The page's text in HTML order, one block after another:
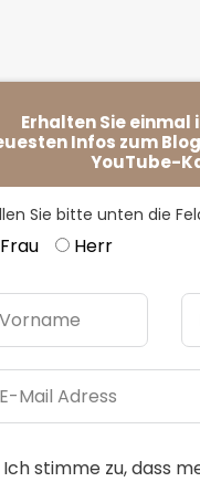
Erhalten Sie einmal
Infos zum
YouTube-
Sie bitte unten die
Frau Herr
Ich stimme zu, dass